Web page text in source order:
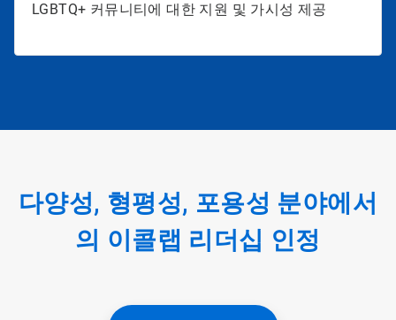
LGBTQ+ 커뮤니티에 대한 지원 및 가시성 제공
다양성, 형평성, 포용성 분야에서
의 이콜랩 리더십 인정